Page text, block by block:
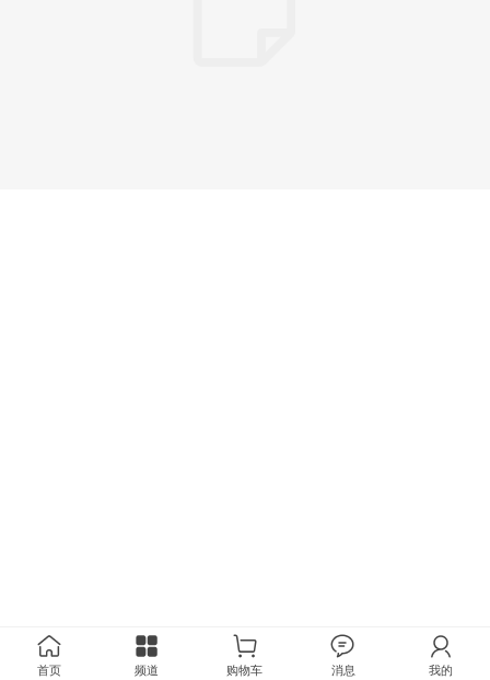
首页 频道 购物车 消息 我的